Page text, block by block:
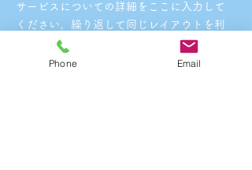
サービスについての詳細をここに入力して
ください。繰り返して同じレイアウトを利
用することができ、顧客に見やすくコンテ
ンツを表示することができます。デザイン
Phone Email